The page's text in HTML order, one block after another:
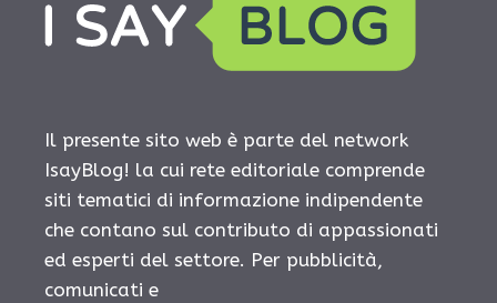
Il presente sito web è parte del network
IsayBlog! la cui rete editoriale comprende
siti tematici di informazione indipendente
che contano sul contributo di appassionati
ed esperti del settore. Per pubblicità,
comunicati e